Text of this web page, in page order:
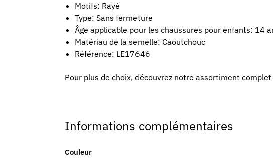
Motifs: Rayé
Type: Sans fermeture
Âge applicable pour les chaussures pour enfants: 14
Matériau de la semelle: Caoutchouc
Référence: LE17646
Pour plus de choix, découvrez notre assortiment complet
Informations complémentaires
Couleur